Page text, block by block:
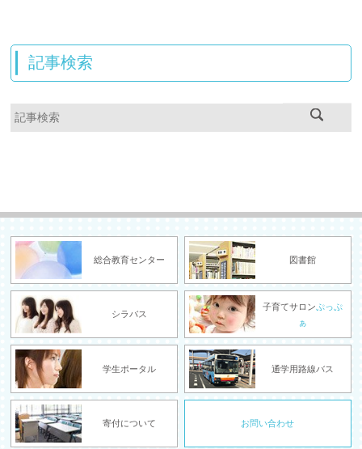
記事検索
総合教育センター 図書館
シラバス
子育てサロンぷっぷ
ぁ
学生ポータル 通学用路線バス
寄付について お問い合わせ